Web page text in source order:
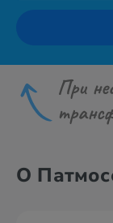
При
О